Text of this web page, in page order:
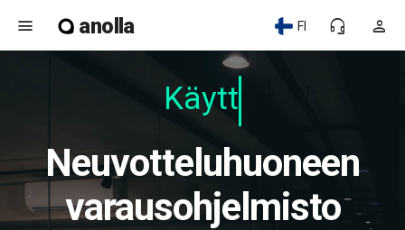
menu anolla person
headset_mic
FI
Käyttäj
Neuvotteluhuoneen
varausohjelmisto